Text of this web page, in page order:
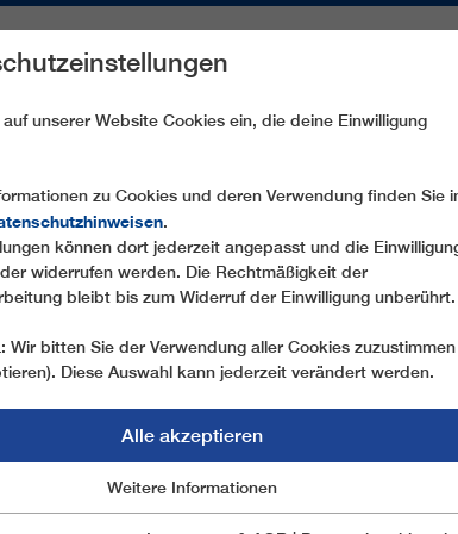
ERSATZTEILE SERVICE
unserer Website Cookies ein, die deine Einwilligung
zu Cookies und deren Verwendung finden Sie
.
können dort jederzeit angepasst und die
widerrufen werden. Die Rechtmäßigkeit der
bleibt bis zum Widerruf der Einwilligung unberührt.
Wir bitten Sie der Verwendung aller Cookies zuzustimmen
Diese Auswahl kann jederzeit verändert werden.
Alle akzeptieren
Marketing
Weitere Informationen